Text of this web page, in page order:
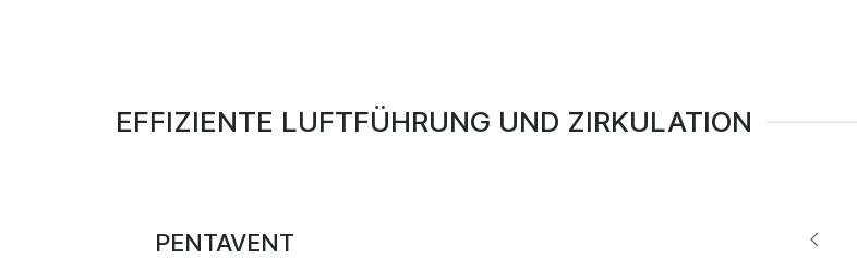
EFFIZIENTE LUFTFÜHRUNG UND ZIRKULATION
PENTAVENT